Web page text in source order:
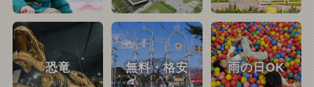
恐竜 無料・格安 雨の日OK